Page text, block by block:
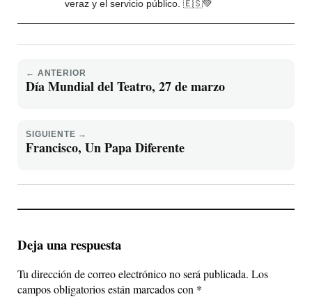
veraz y el servicio público. 🇪🇸💚
← ANTERIOR
Día Mundial del Teatro, 27 de marzo
SIGUIENTE →
Francisco, Un Papa Diferente
Deja una respuesta
Tu dirección de correo electrónico no será publicada. Los
campos obligatorios están marcados con *